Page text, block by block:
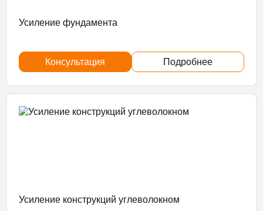
Усиление фундамента
Консультация Подробнее
Усиление конструкций углеволокном